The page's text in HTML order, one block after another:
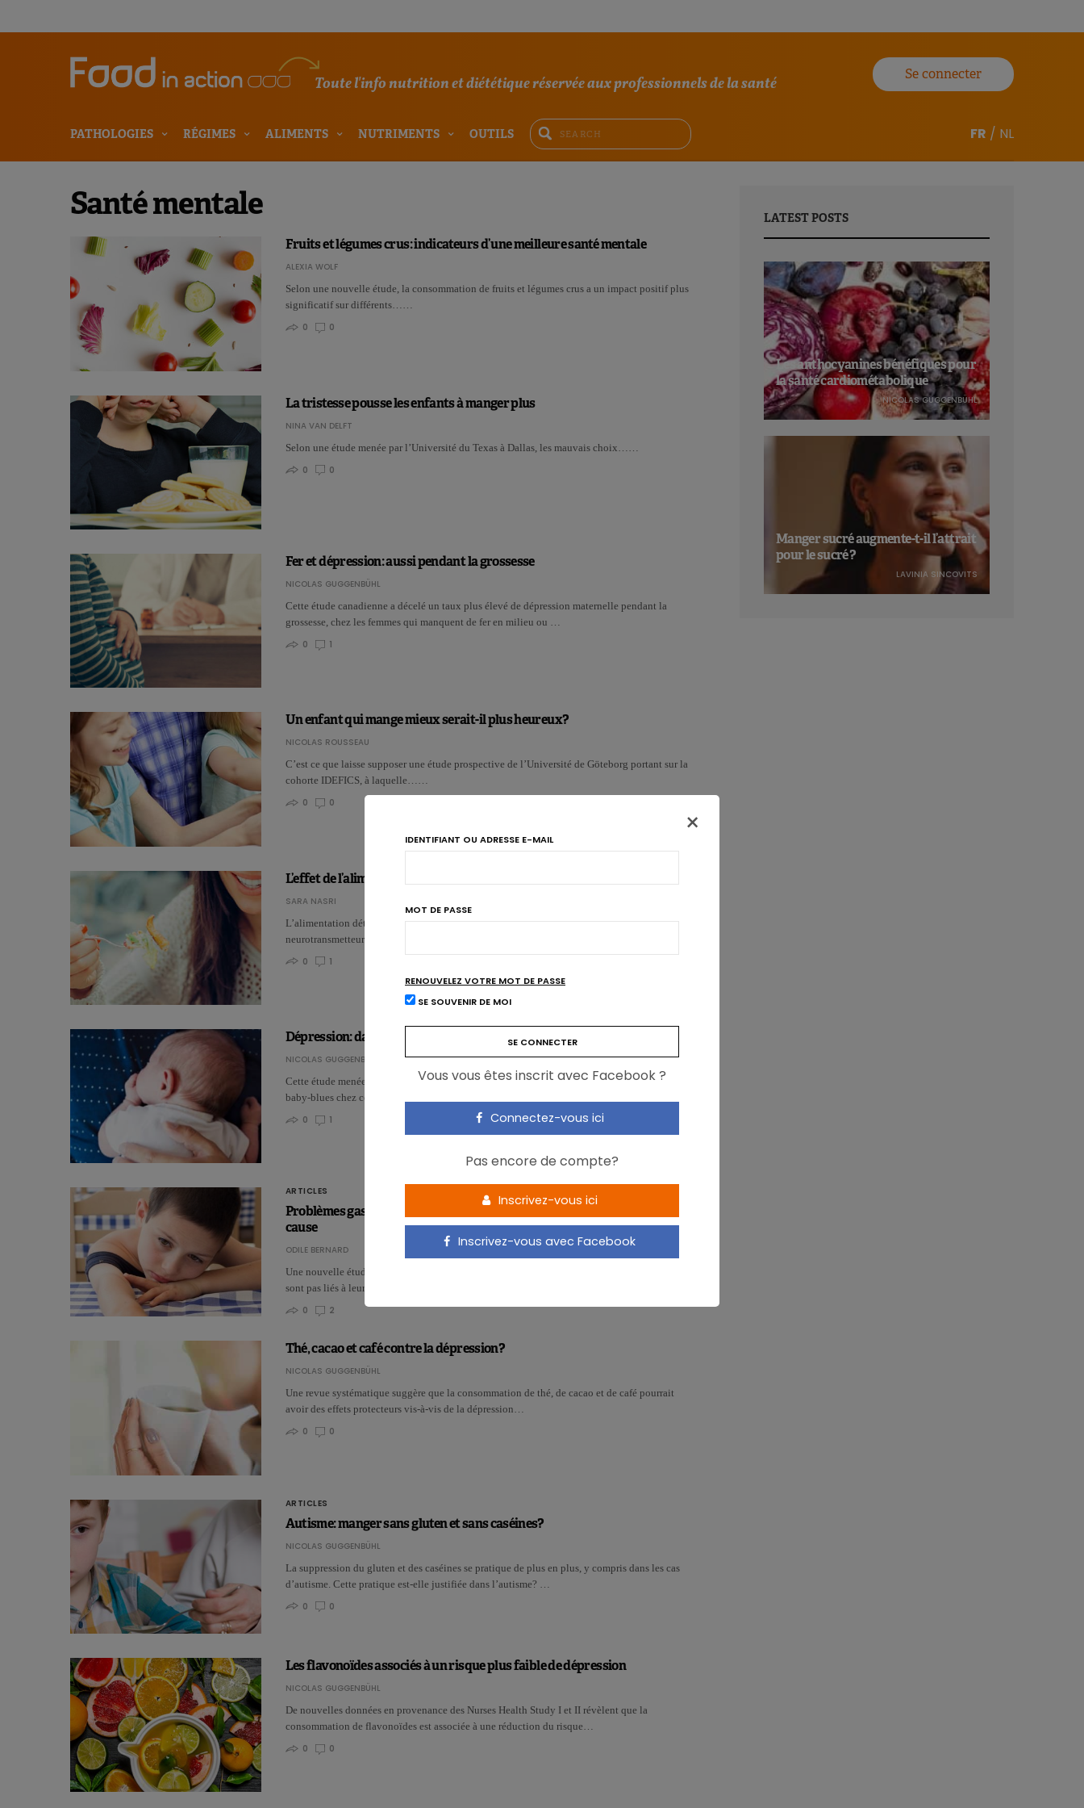
Toute l'info nutrition et diététique réservée aux professionnels de la santé
Se connecter
PATHOLOGIES RÉGIMES ALIMENTS NUTRIMENTS OUTILS FR / NL
Santé mentale
Fruits et légumes crus: indicateurs d’une meilleure santé mentale
ALEXIA WOLF
Selon une nouvelle étude, la consommation de fruits et légumes crus a un impact positif plus
significatif sur différents……
0
0
La tristesse pousse les enfants à manger plus
NINA VAN DELFT
Selon une étude menée par l’Université du Texas à Dallas, les mauvais choix……
0
0
Fer et dépression: aussi pendant la grossesse
NICOLAS GUGGENBÜHL
Cette étude canadienne a décelé un taux plus élevé de dépression maternelle pendant la
grossesse, chez les femmes qui manquent de fer en milieu ou …
0
1
Un enfant qui mange mieux serait-il plus heureux?
NICOLAS ROUSSEAU
C’est ce que laisse supposer une étude prospective de l’Université de Göteborg portant sur la
cohorte IDEFICS, à laquelle……
0
0
L’effet de l’alimentation sur l’état d’esprit
SARA NASRI
L’alimentation détermine l’état d’esprit dans la mesure où certains aliments influencent les
neurotransmetteurs dans le cerveau.…
0
1
Dépression: davantage chez les hommes végétariens
NICOLAS GUGGENBÜHL
Cette étude menée chez des futurs papas rapporte qu’il y a plus de symptôme dépressif et de
baby-blues chez ceux qui mangent végétarien, par rapport…
0
1
ARTICLES
Problèmes gastro-intestinaux et autisme: l’alimentation mise hors de
cause
ODILE BERNARD
Une nouvelle étude indique que les problèmes gastro-intestinaux chez les enfants autistes ne
sont pas liés à leur alimentation…
0
2
Thé, cacao et café contre la dépression?
NICOLAS GUGGENBÜHL
Une revue systématique suggère que la consommation de thé, de cacao et de café pourrait
avoir des effets protecteurs vis-à-vis de la dépression…
0
0
ARTICLES
Autisme: manger sans gluten et sans caséines?
NICOLAS GUGGENBÜHL
La suppression du gluten et des caséines se pratique de plus en plus, y compris dans les cas
d’autisme. Cette pratique est-elle justifiée dans l’autisme? …
0
0
Les flavonoïdes associés à un risque plus faible de dépression
NICOLAS GUGGENBÜHL
De nouvelles données en provenance des Nurses Health Study I et II révèlent que la
consommation de flavonoïdes est associée à une réduction du risque…
0
0
LATEST POSTS
Les anthocyanines bénéfiques pour
la santé cardiométabolique
NICOLAS GUGGENBÜHL
Manger sucré augmente-t-il l’attrait
pour le sucré ?
LAVINIA SINCOVITS
×
IDENTIFIANT OU ADRESSE E-MAIL
MOT DE PASSE
RENOUVELEZ VOTRE MOT DE PASSE
SE SOUVENIR DE MOI
Vous vous êtes inscrit avec Facebook ?
Connectez-vous ici
Pas encore de compte?
Inscrivez-vous ici
Inscrivez-vous avec Facebook